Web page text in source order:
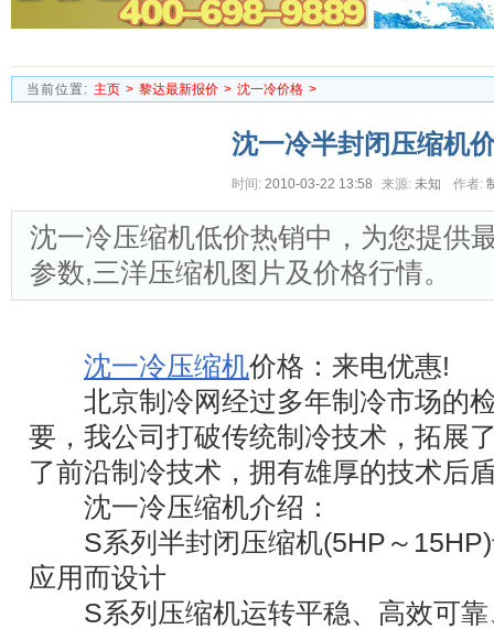
当前位置: 主页 > 黎达最新报价 > 沈一冷价格 >
沈一冷半封闭压缩机
时间: 2010-03-22 13:58 来源: 未知 作者:
沈一冷压缩机低价热销中，为您提供
参数,三洋压缩机图片及价格行情。
沈一冷压缩机价格：来电优惠!
北京制冷网经过多年制冷市场的检
要，我公司打破传统制冷技术，拓展
了前沿制冷技术，拥有雄厚的技术后
沈一冷压缩机介绍：
S系列半封闭压缩机(5HP～15HP)
应用而设计
S系列压缩机运转平稳、高效可靠